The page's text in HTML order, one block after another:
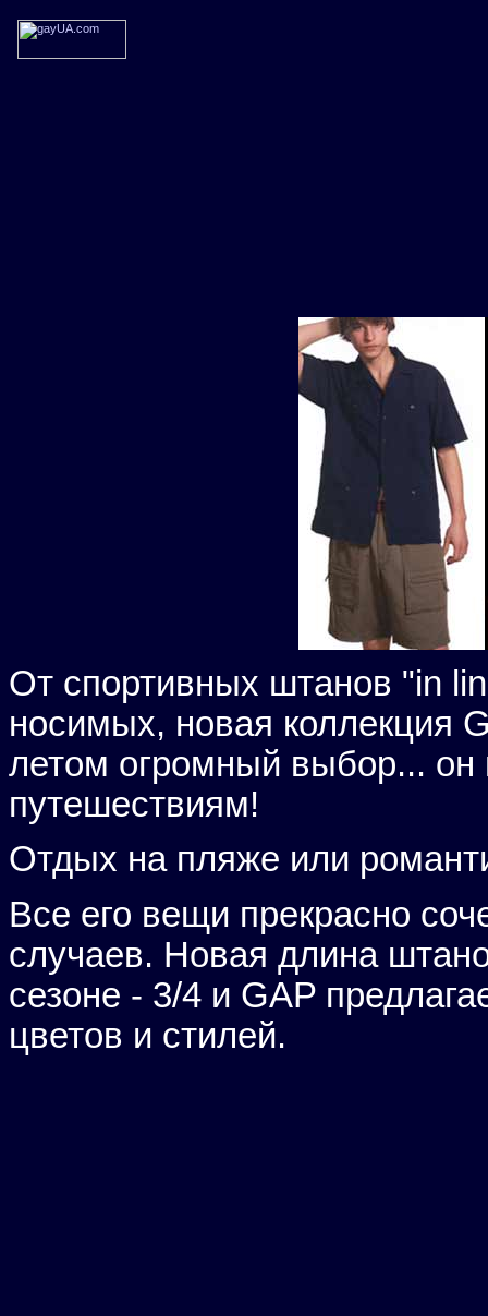
От спортивных штанов "in
носимых, новая коллекция
летом огромный выбор... он
путешествиям!
Отдых на пляже или
Все его вещи прекрасно
случаев. Новая длина
сезоне - 3/4 и GAP
цветов и стилей.